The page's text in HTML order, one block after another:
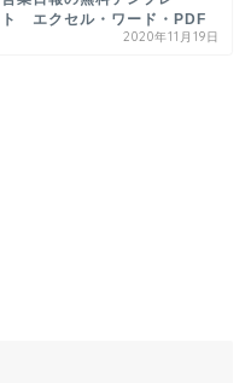
ト エクセル・ワード・PDF
2020年11月19日